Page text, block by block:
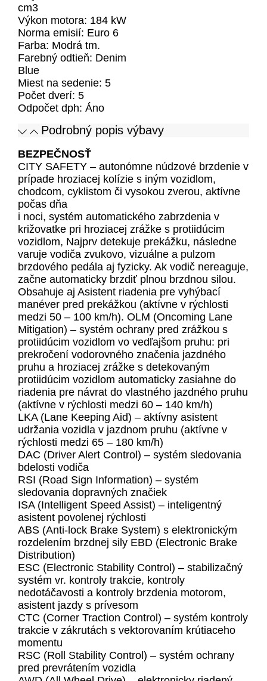
cm3
Výkon motora: 184 kW
Norma emisií: Euro 6
Farba: Modrá tm.
Farebný odtieň: Denim
Blue
Miest na sedenie: 5
Počet dverí: 5
Odpočet dph: Áno
Podrobný popis výbavy
BEZPEČNOSŤ
CITY SAFETY – autonómne núdzové brzdenie v
prípade hroziacej kolízie s iným vozidlom,
chodcom, cyklistom či vysokou zverou, aktívne
počas dňa
i noci, systém automatického zabrzdenia v
križovatke pri hroziacej zrážke s protiidúcim
vozidlom, Najprv detekuje prekážku, následne
varuje vodiča zvukovo, vizuálne a pulzom
brzdového pedála aj fyzicky. Ak vodič nereaguje,
začne automaticky brzdiť plnou brzdnou silou.
Obsahuje aj Asistent riadenia pre vyhýbací
manéver pred prekážkou (aktívne v rýchlosti
medzi 50 – 100 km/h). OLM (Oncoming Lane
Mitigation) – systém ochrany pred zrážkou s
protiidúcim vozidlom vo vedľajšom pruhu: pri
prekročení vodorovného značenia jazdného
pruhu a hroziacej zrážke s detekovaným
protiidúcim vozidlom automaticky zasiahne do
riadenia pre návrat do vlastného jazdného pruhu
(aktívne v rýchlosti medzi 60 – 140 km/h)
LKA (Lane Keeping Aid) – aktívny asistent
udržania vozidla v jazdnom pruhu (aktívne v
rýchlosti medzi 65 – 180 km/h)
DAC (Driver Alert Control) – systém sledovania
bdelosti vodiča
RSI (Road Sign Information) – systém
sledovania dopravných značiek
ISA (Intelligent Speed Assist) – inteligentný
asistent povolenej rýchlosti
ABS (Anti-lock Brake System) s elektronickým
rozdelením brzdnej sily EBD (Electronic Brake
Distribution)
ESC (Electronic Stability Control) – stabilizačný
systém vr. kontroly trakcie, kontroly
nedotáčavosti a kontroly brzdenia motorom,
asistent jazdy s prívesom
CTC (Corner Traction Control) – systém kontroly
trakcie v zákrutách s vektorovaním krútiaceho
momentu
RSC (Roll Stability Control) – systém ochrany
pred prevrátením vozidla